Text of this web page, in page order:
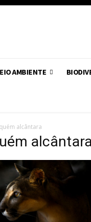
AMBIENTE
alcântara